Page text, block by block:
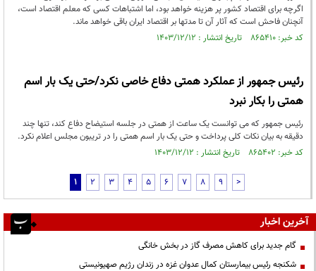
اگرچه برای اقتصاد کشور پر هزینه خواهد بود، اما اشتباهات کسی که معلم اقتصاد است،
آنچنان فاحش است که آثار آن تا مدتها بر اقتصاد ایران باقی خواهد ماند.
کد خبر: ۸۶۵۴۱۰ تاریخ انتشار : ۱۴۰۳/۱۲/۱۲
رئیس جمهور از عملکرد همتی دفاع خاصی نکرد/حتی یک بار اسم
همتی را بکار نبرد
رئیس جمهور که می توانست یک ساعت از همتی در جلسه استیضاح دفاع کند، تنها چند
دقیقه به بیان نکات کلی پرداخت و حتی یک بار اسم همتی را در تریبون مجلس اعلام نکرد.
کد خبر: ۸۶۵۴۰۲ تاریخ انتشار : ۱۴۰۳/۱۲/۱۲
1 2 3 4 5 6 7 8 9 >
آخرین اخبار
گام جدید برای کاهش مصرف گاز در بخش خانگی
شکنجه رئیس بیمارستان کمال عدوان غزه در زندان رژیم صهیونیستی